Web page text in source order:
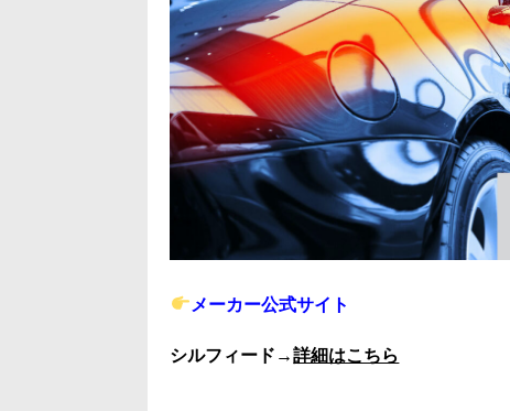
メーカー公式サイト
シルフィード→詳細はこちら